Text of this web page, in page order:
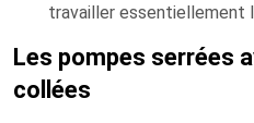
travailler essentiellement
Les pompes serrées
collées